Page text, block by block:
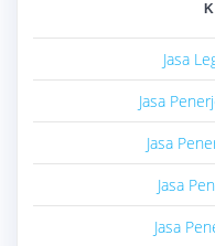
Jasa
Jasa
Jasa
Jasa
Jasa